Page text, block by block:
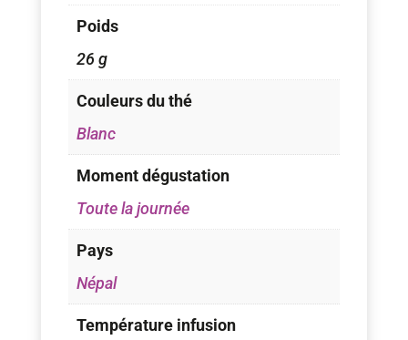
Poids
26 g
Couleurs du thé
Blanc
Moment dégustation
Toute la journée
Pays
Népal
Température infusion